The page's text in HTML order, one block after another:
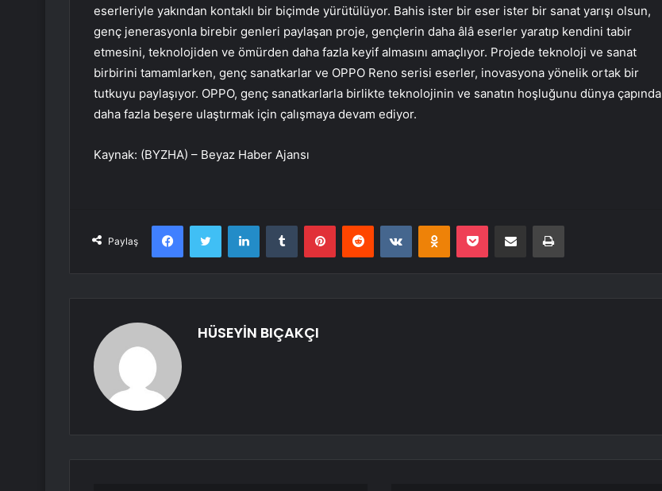
eserleriyle yakından kontaklı bir biçimde yürütülüyor. Bahis ister bir eser ister bir sanat yarışı olsun,
genç jenerasyonla birebir genleri paylaşan proje, gençlerin daha âlâ eserler yaratıp kendini tabir
etmesini, teknolojiden ve ömürden daha fazla keyif almasını amaçlıyor. Projede teknoloji ve sanat
birbirini tamamlarken, genç sanatkarlar ve OPPO Reno serisi eserler, inovasyona yönelik ortak bir
tutkuyu paylaşıyor. OPPO, genç sanatkarlarla birlikte teknolojinin ve sanatın hoşluğunu dünya çapında
daha fazla beşere ulaştırmak için çalışmaya devam ediyor.
Kaynak: (BYZHA) – Beyaz Haber Ajansı
Paylaş
FacebookTwitter LinkedInTumblr PinterestReddit VKontakteOdnoklassniki
Pocket E-Posta ile paylaş Yazdır
HÜSEYİN BIÇAKÇI